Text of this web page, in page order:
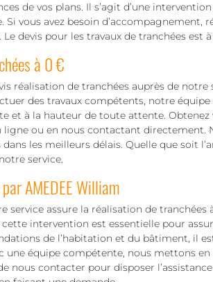
de vos plans. Il s’agit d’une
vous avez besoin d’accompagnement,
Le devis pour les travaux de tranchées est
à 0 €
réalisation de tranchées auprès de notre
des travaux compétents, notre équipe
et à la hauteur de toute attente. Obtenez
ou en nous contactant directement.
les meilleurs délais. Quelle que soit
service.
AMEDEE William
service assure la réalisation de tranchées
intervention est essentielle pour
de l’habitation et du bâtiment, il
une équipe compétente, nous mettons en
nous contacter pour disposer